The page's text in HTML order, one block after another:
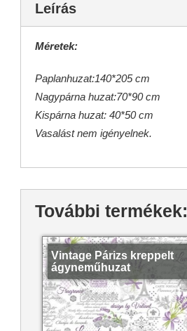
Leírás
Méretek:
Paplanhuzat:140*205 cm
Nagypárna huzat:70*90 cm
Kispárna huzat: 40*50 cm
Vasalást nem igényelnek.
További termékek:
Vintage Párizs kreppelt
ágyneműhuzat